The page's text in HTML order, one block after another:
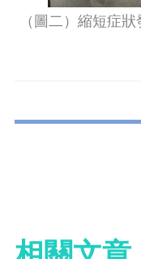
（圖二）縮短症